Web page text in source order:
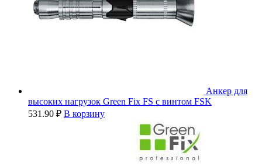
Анкер для
высоких нагрузок Green Fix FS с винтом FSK
531.90 ₽ В корзину